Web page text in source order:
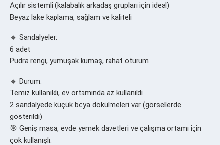
Açılır sistemli (kalabalık arkadaş grupları için ideal)
Beyaz lake kaplama, sağlam ve kaliteli
🔹 Sandalyeler:
6 adet
Pudra rengi, yumuşak kumaş, rahat oturum
🔹 Durum:
Temiz kullanıldı, ev ortamında az kullanıldı
2 sandalyede küçük boya dökülmeleri var (görsellerde
gösterildi)
🎯 Geniş masa, evde yemek davetleri ve çalışma ortamı için
çok kullanışlı.